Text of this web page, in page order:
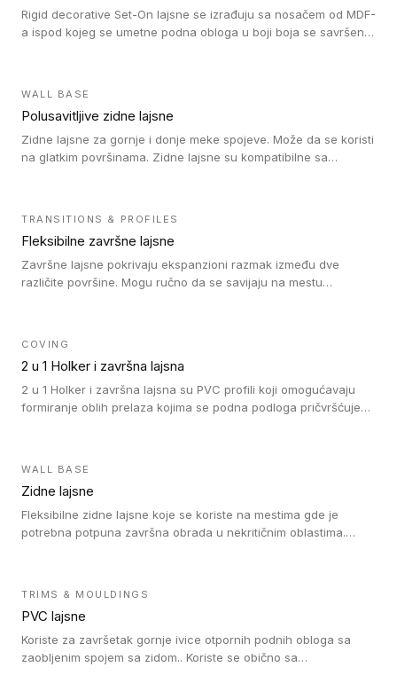
Rigid decorative Set-On lajsne se izrađuju sa nosačem od MDF-
a ispod kojeg se umetne podna obloga u boji boja se savršeno
WALL BASE
Polusavitljive zidne lajsne
Zidne lajsne za gornje i donje meke spojeve. Može da se koristi
na glatkim površinama. Zidne lajsne su kompatibilne sa
TRANSITIONS & PROFILES
Fleksibilne završne lajsne
Završne lajsne pokrivaju ekspanzioni razmak između dve
različite površine. Mogu ručno da se savijaju na mestu
(kompaktni i akustički), kao i sa podnim oblogama od linoleuma.
COVING
2 u 1 Holker i završna lajsna
2 u 1 Holker i završna lajsna su PVC profili koji omogućavaju
formiranje oblih prelaza kojima se podna podloga pričvršćuje
WALL BASE
Zidne lajsne
Fleksibilne zidne lajsne koje se koriste na mestima gde je
potrebna potpuna završna obrada u nekritičnim oblastima.
TRIMS & MOULDINGS
PVC lajsne
Koriste za završetak gornje ivice otpornih podnih obloga sa
zaobljenim spojem sa zidom.. Koriste se obično sa